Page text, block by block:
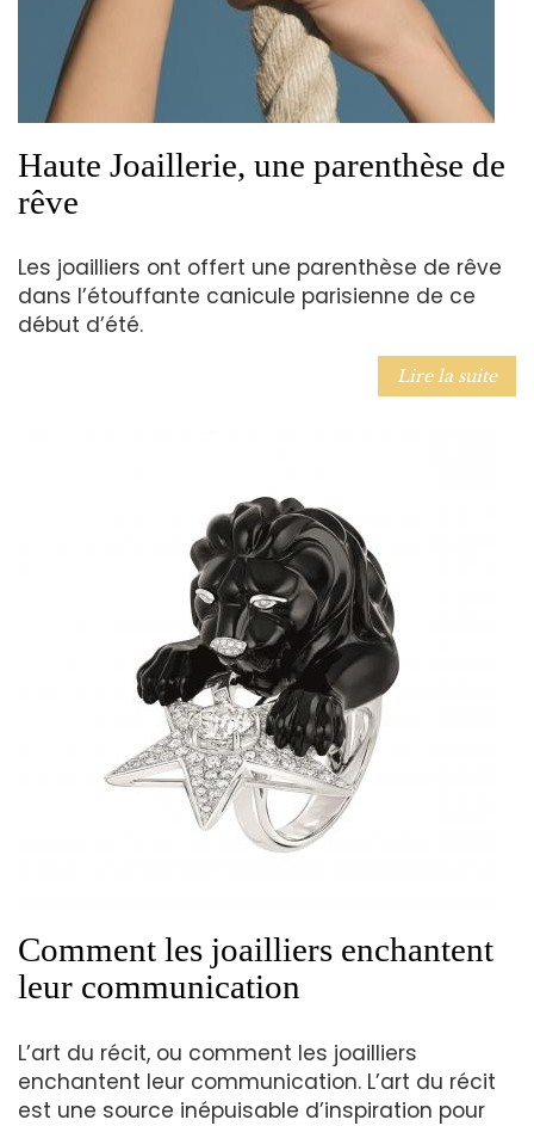
Haute Joaillerie, une parenthèse de
rêve
Les joailliers ont offert une parenthèse de rêve
dans l’étouffante canicule parisienne de ce
début d’été.
Lire la suite
Comment les joailliers enchantent
leur communication
L’art du récit, ou comment les joailliers
enchantent leur communication. L’art du récit
est une source inépuisable d’inspiration pour